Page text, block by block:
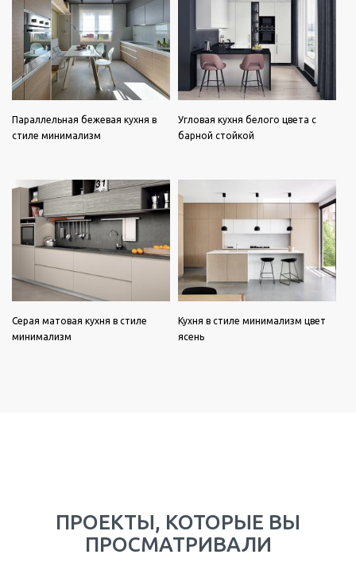
Параллельная бежевая кухня в
стиле минимализм
Угловая кухня белого цвета с
барной стойкой
Серая матовая кухня в стиле
минимализм
Кухня в стиле минимализм цвет
ясень
ПРОЕКТЫ, КОТОРЫЕ ВЫ
ПРОСМАТРИВАЛИ